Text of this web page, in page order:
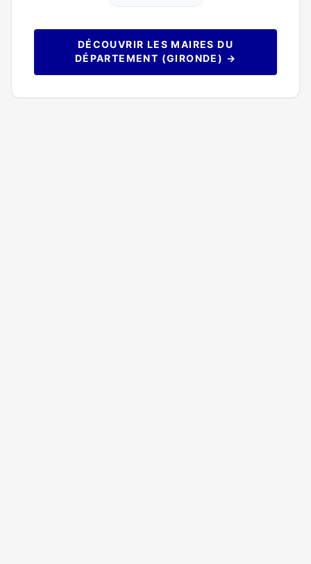
DÉCOUVRIR LES MAIRES DU
DÉPARTEMENT (GIRONDE) →